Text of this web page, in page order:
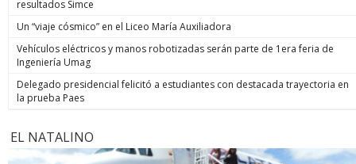
resultados Simce
Un “viaje cósmico” en el Liceo María Auxiliadora
Vehículos eléctricos y manos robotizadas serán parte de 1era feria de
Ingeniería Umag
Delegado presidencial felicitó a estudiantes con destacada trayectoria en
la prueba Paes
EL NATALINO